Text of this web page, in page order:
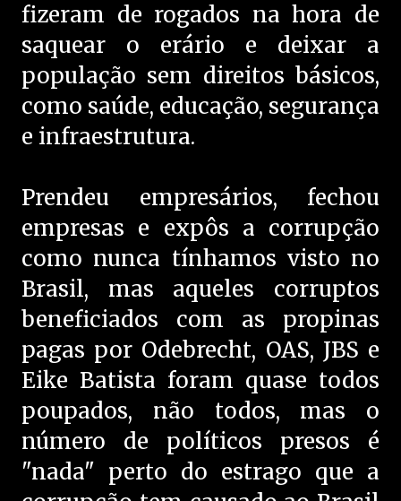
fizeram de rogados na hora de
saquear o erário e deixar a
população sem direitos básicos,
como saúde, educação, segurança
e infraestrutura.
Prendeu empresários, fechou
empresas e expôs a corrupção
como nunca tínhamos visto no
Brasil, mas aqueles corruptos
beneficiados com as propinas
pagas por Odebrecht, OAS, JBS e
Eike Batista foram quase todos
poupados, não todos, mas o
número de políticos presos é
"nada" perto do estrago que a